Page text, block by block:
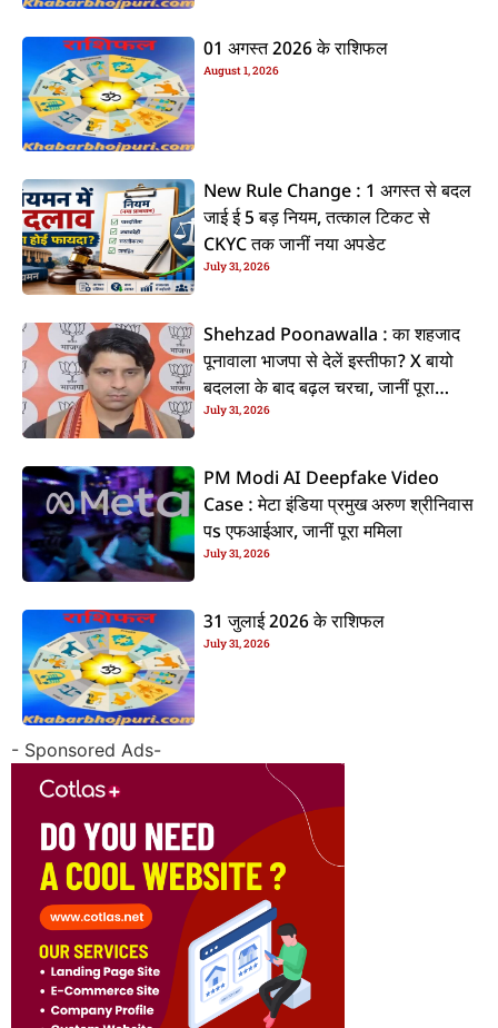
01 अगस्त 2026 के राशिफल
August 1, 2026
New Rule Change : 1 अगस्त से बदल
जाई ई 5 बड़ नियम, तत्काल टिकट से
CKYC तक जानीं नया अपडेट
July 31, 2026
Shehzad Poonawalla : का शहजाद
पूनावाला भाजपा से देलें इस्तीफा? X बायो
बदलला के बाद बढ़ल चरचा, जानीं पूरा
ममिला
July 31, 2026
PM Modi AI Deepfake Video
Case : मेटा इंडिया प्रमुख अरुण श्रीनिवास
पs एफआईआर, जानीं पूरा ममिला
July 31, 2026
31 जुलाई 2026 के राशिफल
July 31, 2026
- Sponsored Ads-